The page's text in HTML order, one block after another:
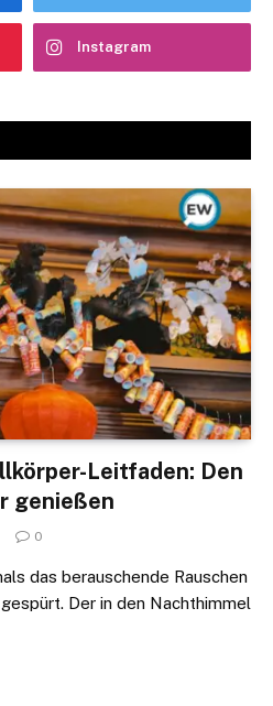
Instagram
Leitfaden: Den
genießen
0
das berauschende Rauschen
Der in den Nachthimmel